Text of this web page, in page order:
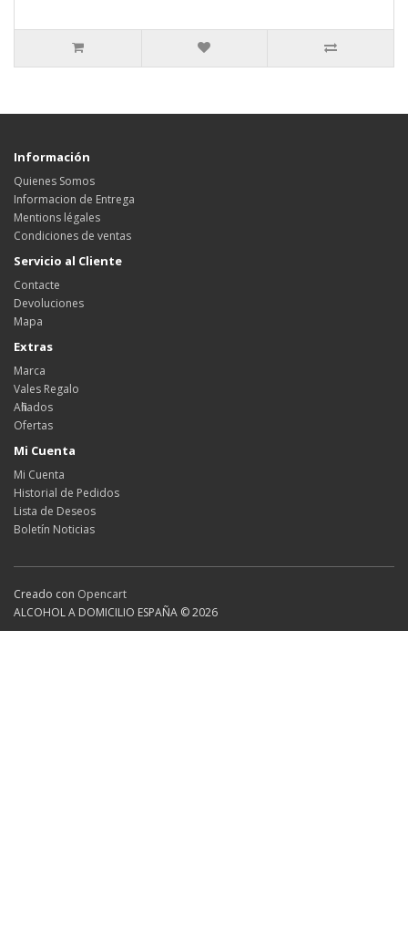
Información
Quienes Somos
Informacion de Entrega
Mentions légales
Condiciones de ventas
Servicio al Cliente
Contacte
Devoluciones
Mapa
Extras
Marca
Vales Regalo
Afiliados
Ofertas
Mi Cuenta
Mi Cuenta
Historial de Pedidos
Lista de Deseos
Boletín Noticias
Creado con Opencart
ALCOHOL A DOMICILIO ESPAÑA © 2026